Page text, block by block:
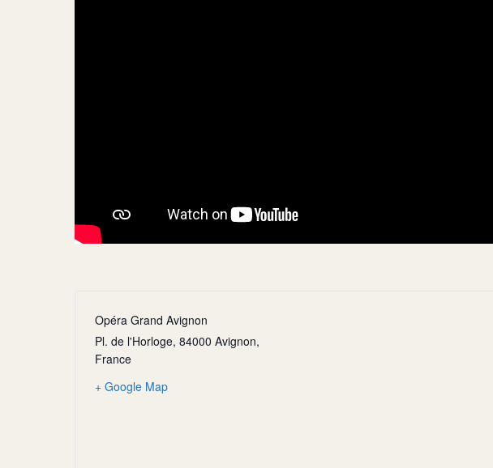
Opéra Grand Avignon
Pl. de l'Horloge, 84000 Avignon,
France
+ Google Map